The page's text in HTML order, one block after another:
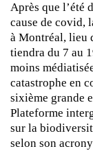
Après que l’été
cause de covid,
à Montréal, lieu
tiendra du 7 au
moins
catastrophe en
sixième grande
Plateforme
sur la
selon son